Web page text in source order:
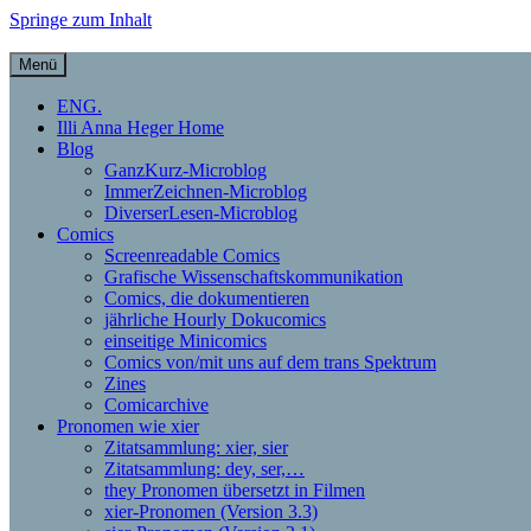
Springe zum Inhalt
Illi Anna Heger – Grafische
Menü
ENG.
Illi Anna Heger Home
Blog
GanzKurz-Microblog
ImmerZeichnen-Microblog
DiverserLesen-Microblog
Comics
Screenreadable Comics
Grafische Wissenschaftskommunikation
Comics, die dokumentieren
jährliche Hourly Dokucomics
einseitige Minicomics
Comics von/mit uns auf dem trans Spektrum
Zines
Comicarchive
Pronomen wie xier
Zitatsammlung: xier, sier
Zitatsammlung: dey, ser,…
they Pronomen übersetzt in Filmen
xier-Pronomen (Version 3.3)